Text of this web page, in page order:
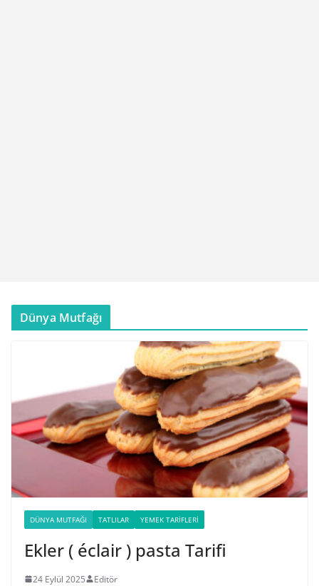
Dünya Mutfağı
DÜNYA MUTFAĞI TATLILAR YEMEK TARIFLERI
Ekler ( éclair ) pasta Tarifi
24 Eylül 2025 Editör